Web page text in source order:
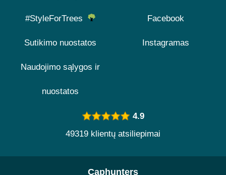
#StyleForTrees
Sutikimo nuostatos
Naudojimo sąlygos ir
nuostatos
Facebook
Instagramas
4.9
49319 klientų atsiliepimai
Caphunters